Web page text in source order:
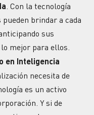
. Con la tecnología
brindar a cada
sus
mejor para ellos.
en Inteligencia
necesita de
es un activo
Y si de